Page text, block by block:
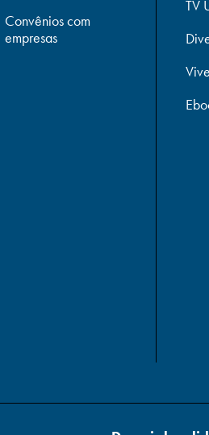
Convênios com
empresas
TV